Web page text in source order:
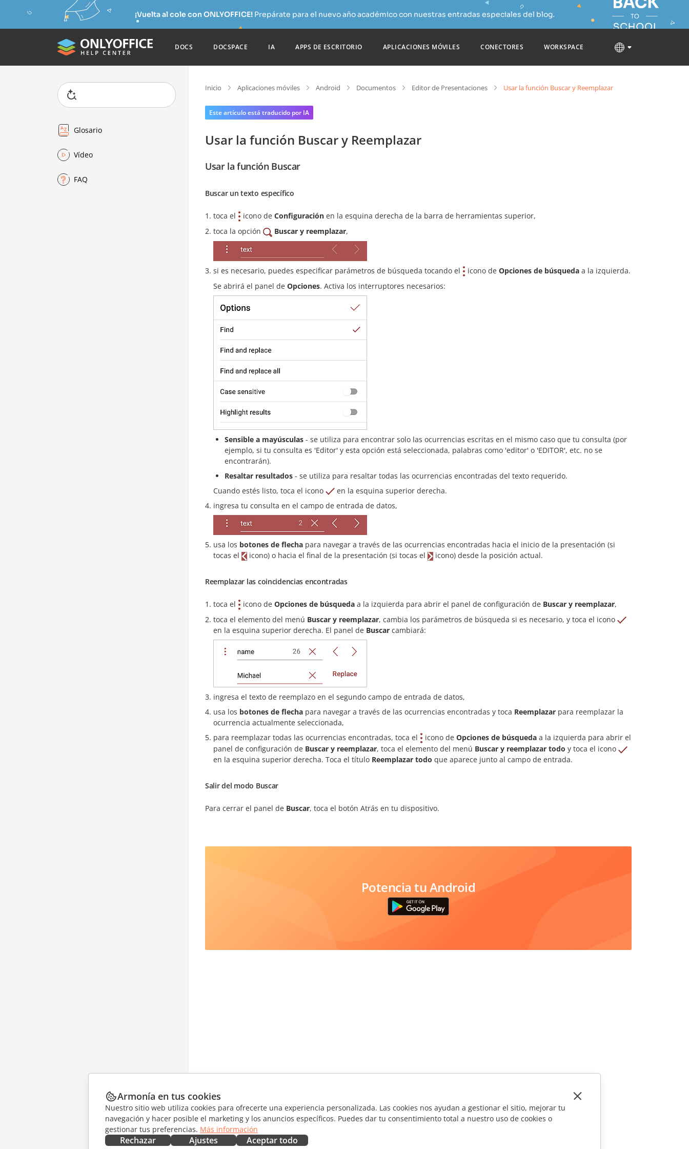
¡Vuelta al cole con ONLYOFFICE!Prepárate para el nuevo año académico con nuestras entradas especiales del blog.
DOCS DOCSPACE IA APPS DE ESCRITORIO APLICACIONES MÓVILES CONECTORES WORKSPACE
Glosario
Vídeo
FAQ
Inicio Aplicaciones móviles Android Documentos Editor de Presentaciones Usar la función Buscar y Reemplazar
Este artículo está traducido por IA
Usar la función Buscar y Reemplazar
Usar la función Buscar
Buscar un texto específico
toca el icono de Configuración en la esquina derecha de la barra de herramientas superior,
toca la opción
Buscar y reemplazar,
si es necesario, puedes especificar parámetros de búsqueda tocando el icono de Opciones de búsqueda a la izquierda.
Se abrirá el panel de Opciones. Activa los interruptores necesarios:
Sensible a mayúsculas - se utiliza para encontrar solo las ocurrencias escritas en el mismo caso que tu consulta (por
ejemplo, si tu consulta es 'Editor' y esta opción está seleccionada, palabras como 'editor' o 'EDITOR', etc. no se
encontrarán).
Resaltar resultados - se utiliza para resaltar todas las ocurrencias encontradas del texto requerido.
Cuando estés listo, toca el icono
en la esquina superior derecha.
ingresa tu consulta en el campo de entrada de datos,
usa los botones de flecha para navegar a través de las ocurrencias encontradas hacia el inicio de la presentación (si
tocas el
icono) o hacia el final de la presentación (si tocas el icono) desde la posición actual.
Reemplazar las coincidencias encontradas
toca el icono de Opciones de búsqueda a la izquierda para abrir el panel de configuración de Buscar y reemplazar,
toca el elemento del menú Buscar y reemplazar, cambia los parámetros de búsqueda si es necesario, y toca el icono
en la esquina superior derecha. El panel de Buscar cambiará:
ingresa el texto de reemplazo en el segundo campo de entrada de datos,
usa los botones de flecha para navegar a través de las ocurrencias encontradas y toca Reemplazar para reemplazar la
ocurrencia actualmente seleccionada,
para reemplazar todas las ocurrencias encontradas, toca el
icono de Opciones de búsqueda a la izquierda para abrir el
panel de configuración de Buscar y reemplazar, toca el elemento del menú Buscar y reemplazar todo y toca el icono
en la esquina superior derecha. Toca el título Reemplazar todo que aparece junto al campo de entrada.
Salir del modo Buscar
Para cerrar el panel de Buscar, toca el botón Atrás en tu dispositivo.
Potencia tu Android
Armonía en tus cookies
Nuestro sitio web utiliza cookies para ofrecerte una experiencia personalizada. Las cookies nos ayudan a gestionar el sitio, mejorar tu
navegación y hacer posible el marketing y los anuncios específicos. Puedes dar tu consentimiento total a nuestro uso de cookies o
gestionar tus preferencias. Más información
Rechazar Ajustes Aceptar todo